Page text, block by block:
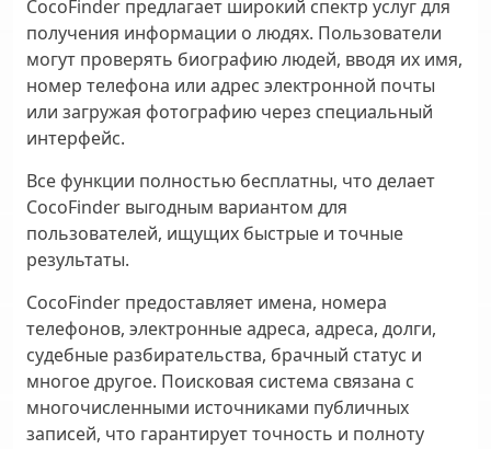
CocoFinder предлагает широкий спектр услуг для
получения информации о людях. Пользователи
могут проверять биографию людей, вводя их имя,
номер телефона или адрес электронной почты
или загружая фотографию через специальный
интерфейс.
Все функции полностью бесплатны, что делает
CocoFinder выгодным вариантом для
пользователей, ищущих быстрые и точные
результаты.
CocoFinder предоставляет имена, номера
телефонов, электронные адреса, адреса, долги,
судебные разбирательства, брачный статус и
многое другое. Поисковая система связана с
многочисленными источниками публичных
записей, что гарантирует точность и полноту